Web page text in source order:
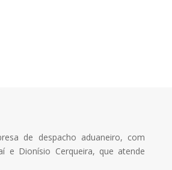
de despacho aduaneiro, com
e Dionísio Cerqueira, que atende